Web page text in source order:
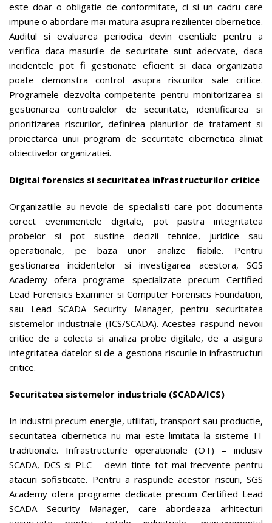
este doar o obligatie de conformitate, ci si un cadru care
impune o abordare mai matura asupra rezilientei cibernetice.
Auditul si evaluarea periodica devin esentiale pentru a
verifica daca masurile de securitate sunt adecvate, daca
incidentele pot fi gestionate eficient si daca organizatia
poate demonstra control asupra riscurilor sale critice.
Programele dezvolta competente pentru monitorizarea si
gestionarea controalelor de securitate, identificarea si
prioritizarea riscurilor, definirea planurilor de tratament si
proiectarea unui program de securitate cibernetica aliniat
obiectivelor organizatiei.
Digital forensics si securitatea infrastructurilor critice
Organizatiile au nevoie de specialisti care pot documenta
corect evenimentele digitale, pot pastra integritatea
probelor si pot sustine decizii tehnice, juridice sau
operationale, pe baza unor analize fiabile. Pentru
gestionarea incidentelor si investigarea acestora, SGS
Academy ofera programe specializate precum Certified
Lead Forensics Examiner si Computer Forensics Foundation,
sau Lead SCADA Security Manager, pentru securitatea
sistemelor industriale (ICS/SCADA). Acestea raspund nevoii
critice de a colecta si analiza probe digitale, de a asigura
integritatea datelor si de a gestiona riscurile in infrastructuri
critice.
Securitatea sistemelor industriale (SCADA/ICS)
In industrii precum energie, utilitati, transport sau productie,
securitatea cibernetica nu mai este limitata la sisteme IT
traditionale. Infrastructurile operationale (OT) – inclusiv
SCADA, DCS si PLC – devin tinte tot mai frecvente pentru
atacuri sofisticate. Pentru a raspunde acestor riscuri, SGS
Academy ofera programe dedicate precum Certified Lead
SCADA Security Manager, care abordeaza arhitecturi